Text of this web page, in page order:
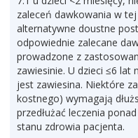
zaleceń dawkowania w
alternatywne doustne
odpowiednie zalecane
prowadzone z
zawiesinie. U dzieci ≤6
jest zawiesina. Niektóre
kostnego) wymagają
przedłużać leczenia
stanu zdrowia pacjenta.